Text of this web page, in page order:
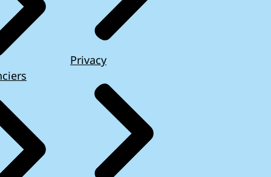
Privacy